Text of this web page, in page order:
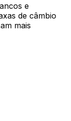
e
de câmbio
mais